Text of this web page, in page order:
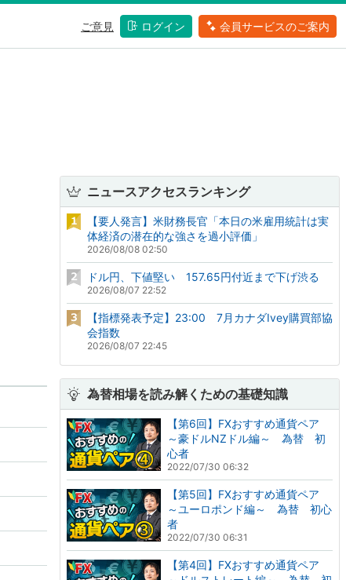
ご意見 ログイン 会員サービスのご案内
ニュースアクセスランキング
【要人発言】米財務長官「本日の米雇用統計は実
体経済の潜在的な強さを過小評価」
2026/08/08 02:50
ドル円、下値堅い 157.65円付近まで下げ渋る
2026/08/07 22:52
【指標発表予定】23:00 7月カナダIvey購買部協
会指数
2026/08/07 22:45
為替相場を読み解くための基礎知識
【第6回】FXおすすめ通貨ペア
～豪ドルNZドル編～ 為替 初
心者
2022/07/30 06:32
【第5回】FXおすすめ通貨ペア
～ユーロポンド編～ 為替 初心
者
2022/07/30 06:31
【第4回】FXおすすめ通貨ペア